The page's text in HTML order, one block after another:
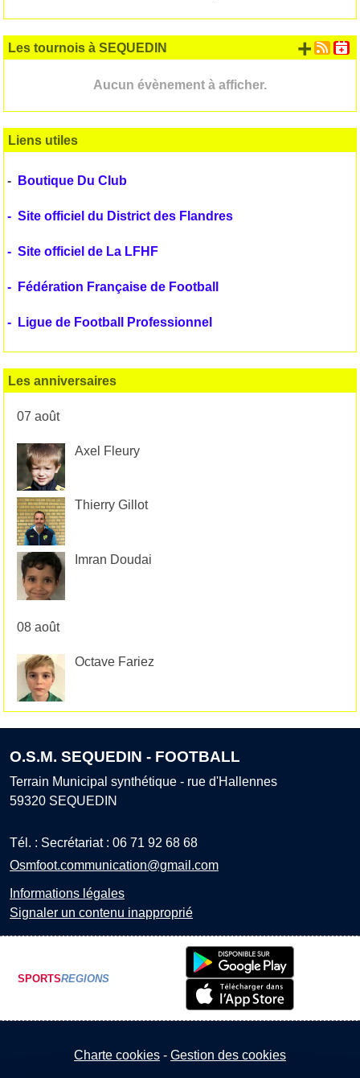
Les tournois à SEQUEDIN
Aucun évènement à afficher.
+
Liens utiles
- Boutique Du Club
- Site officiel du District des Flandres
- Site officiel de La LFHF
- Fédération Française de Football
- Ligue de Football Professionnel
Les anniversaires
07 août
Axel Fleury
Thierry Gillot
Imran Doudai
08 août
Octave Fariez
O.S.M. SEQUEDIN - FOOTBALL
Terrain Municipal synthétique - rue d'Hallennes
59320 SEQUEDIN
Tél. : Secrétariat : 06 71 92 68 68
Osmfoot.communication@gmail.com
Informations légales
Signaler un contenu inapproprié
SPORTSREGIONS
Charte cookies Gestion des cookies